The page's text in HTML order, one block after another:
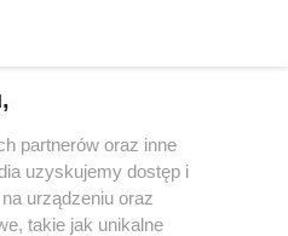
partnerów oraz inne
uzyskujemy dostęp i
urządzeniu oraz
takie jak unikalne